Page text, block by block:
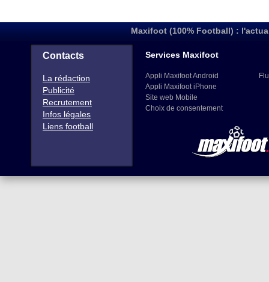
Maxifoot (100% Football) :
Contacts
La rédaction
Publicité
Recrutement
Infos légales
Liens football
Services Maxifoot
Appli Maxifoot Android
Appli Maxifoot iPhone
Site web Mobile
Choix de consentement